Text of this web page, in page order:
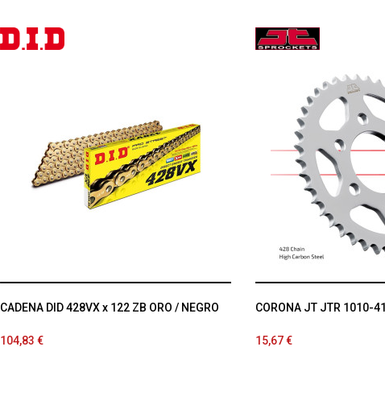
CADENA DID 428VX x 122 ZB ORO / NEGRO
104,83 €
CORONA JT JTR 1010-41
15,67 €